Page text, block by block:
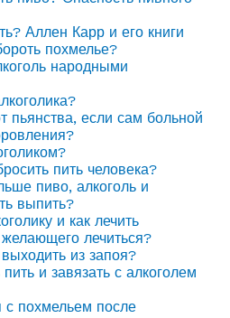
Аллен Карр и его книги
похмелье?
народными
пьянства, если сам больной
пить человека?
пиво, алкоголь и
выпить?
и как лечить
лечиться?
из запоя?
пить и завязать с алкоголем
с похмельем после